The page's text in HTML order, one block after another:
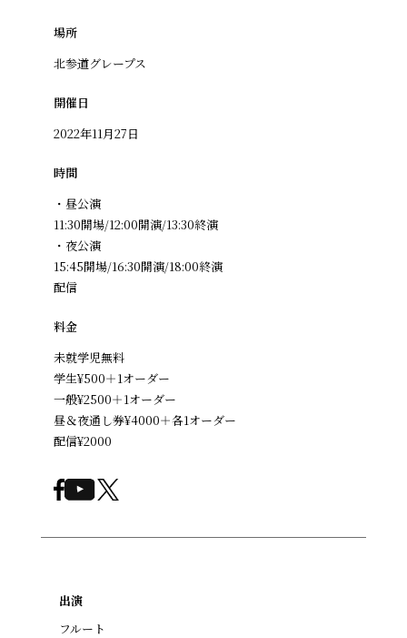
場所
北参道グレープス
開催日
2022年11月27日
時間
・昼公演
11:30開場/12:00開演/13:30終演
・夜公演
15:45開場/16:30開演/18:00終演
配信
料金
未就学児無料
学生¥500＋1オーダー
一般¥2500＋1オーダー
昼＆夜通し券¥4000＋各1オーダー
配信¥2000
出演
フルート